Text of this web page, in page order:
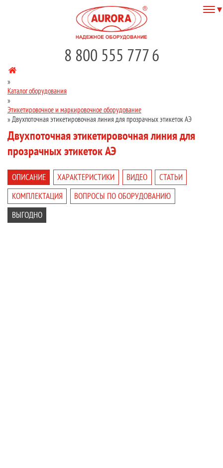
8 800 555 777 6
»
Каталог оборудования
»
Этикетировочное и маркировочное оборудование
»Двухпоточная этикетировочная линия для прозрачных этикеток АЭ
Двухпоточная этикетировочная линия для
прозрачных этикеток АЭ
ОПИСАНИЕ ХАРАКТЕРИСТИКИ ВИДЕО
СТАТЬИ
КОМПЛЕКТАЦИЯ
ВОПРОСЫ ПО ОБОРУДОВАНИЮ
ВЫГОДНО